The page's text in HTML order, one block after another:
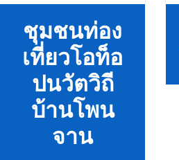
ชุมชนท่อง
เที่ยวโอท็อ
ปนวัตวิถี
บ้านโพน
จาน